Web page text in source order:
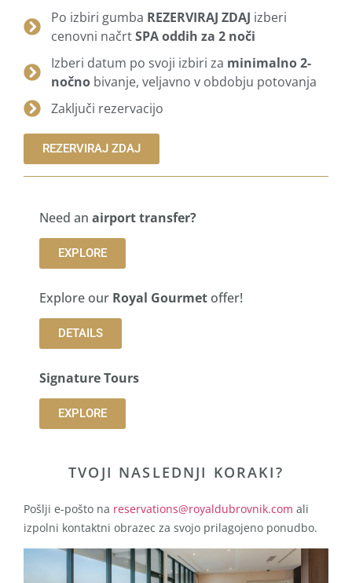
Po izbiri gumba REZERVIRAJ ZDAJ izberi
cenovni načrtSPA oddih za 2 noči
Izberi datum po svoji izbiri za minimalno 2-
nočnobivanje, veljavno v obdobju potovanja
Zaključi rezervacijo
REZERVIRAJ ZDAJ
Need an airport transfer?
EXPLORE
Explore our Royal Gourmetoffer!
DETAILS
Signature Tours
EXPLORE
TVOJI NASLEDNJI KORAKI?
Pošlji e-pošto na reservations@royaldubrovnik.com ali
izpolni kontaktni obrazec za svojo prilagojeno ponudbo.